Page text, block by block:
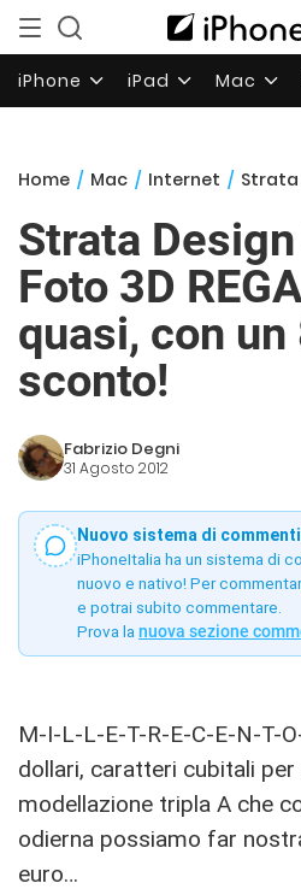
iPhone iPad Mac
Home / Mac / Internet / Strata Design
Strata
Foto 3D
quasi, con un
sconto!
Fabrizio Degni
31 Agosto 2012
Nuovo sistema di commenti
iPhoneItalia ha un sistema di
nuovo e nativo! Per
e potrai subito commentare.
Prova la nuova sezione
M-I-L-L-E-T-R-E-C-E-N-T-
dollari, caratteri cubitali per
modellazione tripla A che
odierna possiamo far
euro…